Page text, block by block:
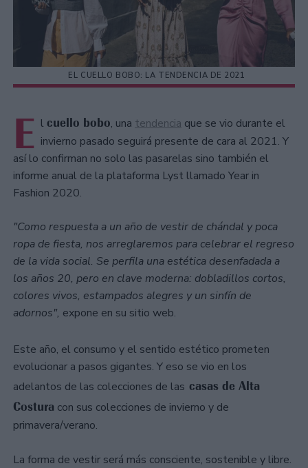
EL CUELLO BOBO: LA TENDENCIA DE 2021
E l cuello bobo, una tendencia que se vio durante el
invierno pasado seguirá presente de cara al 2021. Y
así lo confirman no solo las pasarelas sino también el
informe anual de la plataforma Lyst llamado Year in
Fashion 2020.
"Como respuesta a un año de vestir de chándal y poca
ropa de fiesta, nos arreglaremos para celebrar el regreso
de la vida social. Se perfila una estética desenfadada a
los años 20, pero en clave moderna: dobladillos cortos,
colores vivos, estampados alegres y un sinfín de
adornos", expone en su sitio web.
Este año, el consumo y el sentido estético prometen
evolucionar a pasos gigantes. Y eso se vio en los
adelantos de las colecciones de las casas de Alta
Costura con sus colecciones de invierno y de
primavera/verano.
La forma de vestir será más consciente, sostenible y libre.